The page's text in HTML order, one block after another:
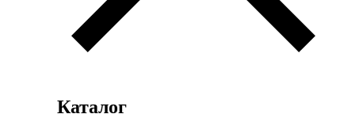
Каталог